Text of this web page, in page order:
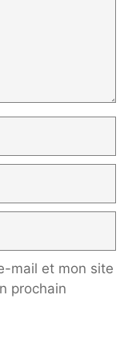
mail et mon site
prochain